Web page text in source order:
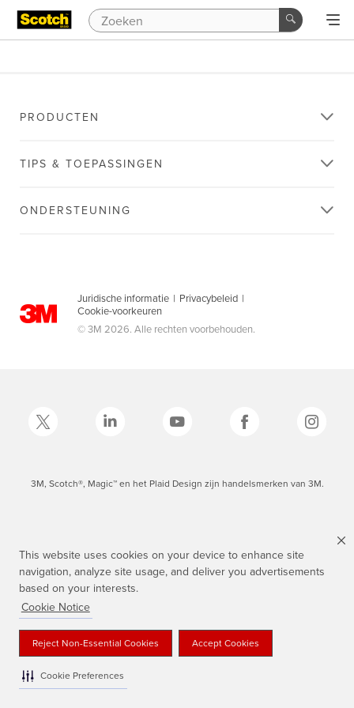
This website uses cookies on your device to enhance site
navigation, analyze site usage, and deliver you advertisements
based on your interests.
Cookie Notice
Reject Non-Essential Cookies Accept Cookies
Cookie Preferences
PRODUCTEN
TIPS & TOEPASSINGEN
ONDERSTEUNING
Juridische informatie | Privacybeleid |
Cookie-voorkeuren
© 3M 2026. Alle rechten voorbehouden.
3M, Scotch®, Magic™ en het Plaid Design zijn handelsmerken van 3M.